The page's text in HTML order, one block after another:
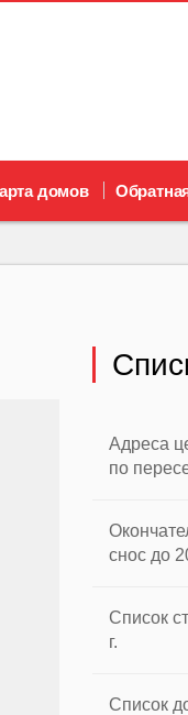
домов
Адреса
по
снос до
Список
г.
Список